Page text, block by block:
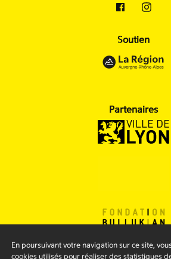
En poursuivant votre navigation sur ce site,
cookies utilisés pour réaliser des statistiques
Soutien
Partenaires